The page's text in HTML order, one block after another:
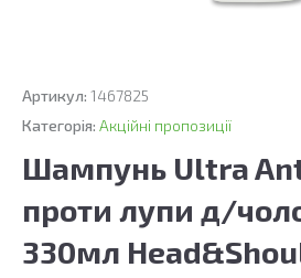
Артикул: 1467825
Категорія: Акційні пропозиції
Шампунь Ultra
проти лупи д/
330мл